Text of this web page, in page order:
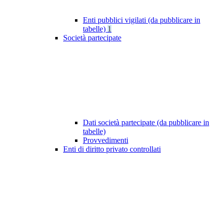
Enti pubblici vigilati (da pubblicare in
tabelle) 1
Società partecipate
Dati società partecipate (da pubblicare in
tabelle)
Provvedimenti
Enti di diritto privato controllati